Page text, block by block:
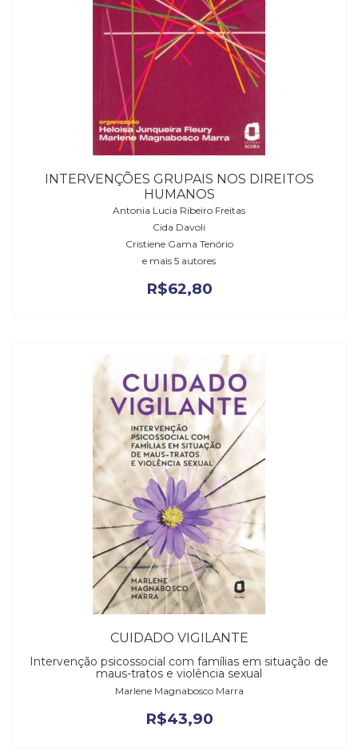
INTERVENÇÕES GRUPAIS NOS DIREITOS
HUMANOS
Antonia Lucia Ribeiro Freitas
Cida Davoli
Cristiene Gama Tenório
e mais 5 autores
R$62,80
CUIDADO VIGILANTE
Intervenção psicossocial com famílias em situação de
maus-tratos e violência sexual
Marlene Magnabosco Marra
R$43,90